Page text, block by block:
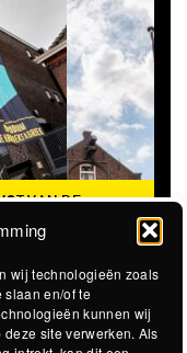
wij technologieën zoals
slaan en/of te
kunnen wij
site verwerken. Als
VAN DE